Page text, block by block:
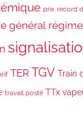
prix record
général
TER TGV Train
travail posté TTx